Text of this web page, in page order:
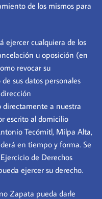
de los mismos para
ejercer cualquiera de los
u oposición (en
revocar su
sus datos personales
directamente a nuestra
escrito al domicilio
Tecómitl, Milpa Alta,
en tiempo y forma. Se
de Derechos
ejercer su derecho.
Zapata pueda darle